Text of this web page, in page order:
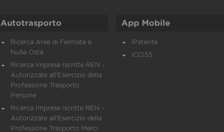
Autotrasporto
Ricerca Aree di Fermata e
Nulla Osta
Ricerca Imprese Iscritte REN -
Autorizzate all'Esercizio della
Professione Trasporto
Persone
Ricerca Imprese iscritte REN -
Autorizzate all'Esercizio della
Professione Trasporto Merci
App Mobile
iPatente
iCCISS